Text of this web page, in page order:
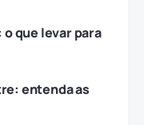
que levar para
entenda as